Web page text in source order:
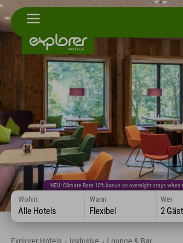
NEU: Climate Rate 10% bonus on overnight stays when
Wohin
Alle Hotels
Wann
Flexibel
Wer
2
Explorer Hotels › Inklusive › Lounge & Bar